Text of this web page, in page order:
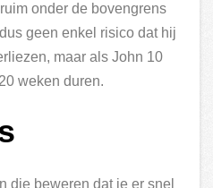
onder de bovengrens
geen enkel risico dat hij
maar als John 10
weken duren.
die beweren dat je er snel